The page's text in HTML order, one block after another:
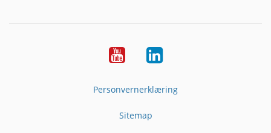
YouTubeLinkedin
Personvernerklæring
Sitemap